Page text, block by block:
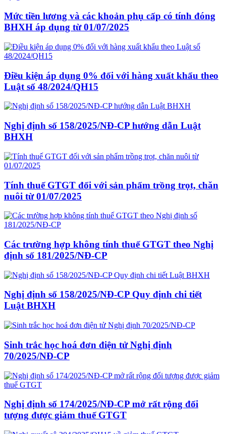
Mức tiền lương và các khoản phụ cấp có tính đóng
BHXH áp dụng từ 01/07/2025
Điều kiện áp dụng 0% đối với hàng xuất khẩu theo
Luật số 48/2024/QH15
Nghị định số 158/2025/NĐ-CP hướng dẫn Luật
BHXH
Tính thuế GTGT đối với sản phẩm trồng trọt, chăn
nuôi từ 01/07/2025
Các trường hợp không tính thuế GTGT theo Nghị
định số 181/2025/NĐ-CP
Nghị định số 158/2025/NĐ-CP Quy định chi tiết
Luật BHXH
Sinh trắc học hoá đơn điện tử Nghị định
70/2025/NĐ-CP
Nghị định số 174/2025/NĐ-CP mở rất rộng đối
tượng được giảm thuế GTGT